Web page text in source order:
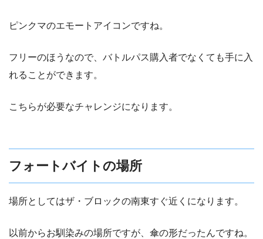
ピンクマのエモートアイコンですね。
フリーのほうなので、バトルパス購入者でなくても手に入
れることができます。
こちらが必要なチャレンジになります。
フォートバイトの場所
場所としてはザ・ブロックの南東すぐ近くになります。
以前からお馴染みの場所ですが、傘の形だったんですね。